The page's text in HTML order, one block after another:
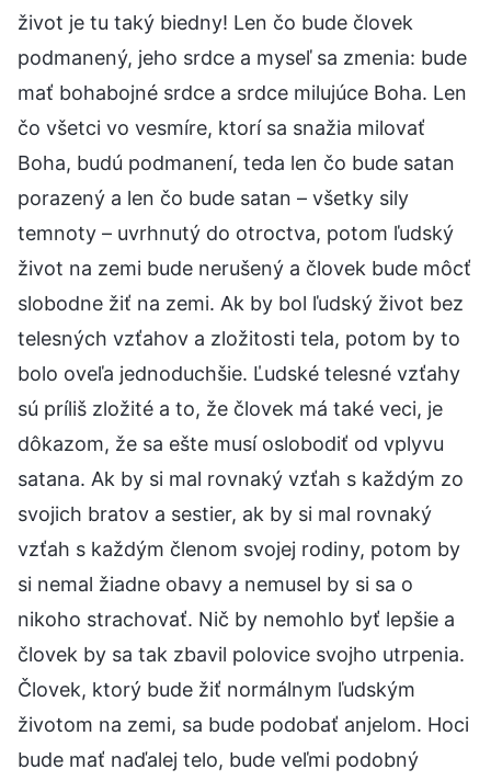
život je tu taký biedny! Len čo bude človek
podmanený, jeho srdce a myseľ sa zmenia: bude
mať bohabojné srdce a srdce milujúce Boha. Len
čo všetci vo vesmíre, ktorí sa snažia milovať
Boha, budú podmanení, teda len čo bude satan
porazený a len čo bude satan – všetky sily
temnoty – uvrhnutý do otroctva, potom ľudský
život na zemi bude nerušený a človek bude môcť
slobodne žiť na zemi. Ak by bol ľudský život bez
telesných vzťahov a zložitosti tela, potom by to
bolo oveľa jednoduchšie. Ľudské telesné vzťahy
sú príliš zložité a to, že človek má také veci, je
dôkazom, že sa ešte musí oslobodiť od vplyvu
satana. Ak by si mal rovnaký vzťah s každým zo
svojich bratov a sestier, ak by si mal rovnaký
vzťah s každým členom svojej rodiny, potom by
si nemal žiadne obavy a nemusel by si sa o
nikoho strachovať. Nič by nemohlo byť lepšie a
človek by sa tak zbavil polovice svojho utrpenia.
Človek, ktorý bude žiť normálnym ľudským
životom na zemi, sa bude podobať anjelom. Hoci
bude mať naďalej telo, bude veľmi podobný